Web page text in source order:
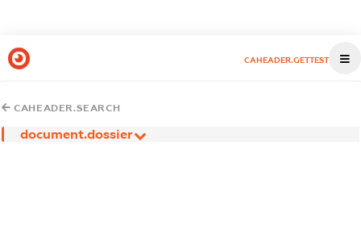
CAHEADER.GETTEST
CAHEADER.SEARCH
document.dossier